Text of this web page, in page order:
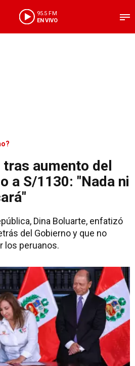
95.5 FM
EN VIVO
aumento del
a S/1130: "Nada ni
Dina Boluarte, enfatizó
del Gobierno y que no
los peruanos.